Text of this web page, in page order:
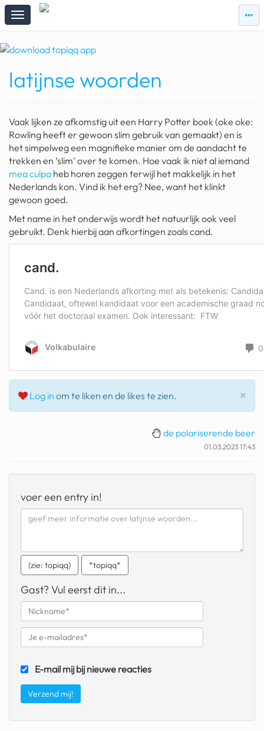
zie
topiqqs
zie
#vandaag
Topiqqs Reacties
ark van noach
pokemon kaarten
fomo
21.4 procent btw
deepseek
geochelone yniphora
wibra
blokker
dubai chocolade
it really whips the llama s
ass
chinese automerken
dunkin donuts
ryanair
nord stream
rachael gunn
yusuf dikeç
armand duplantis
duitsland
chevrolet mohawk
latijnse woorden
Vaak lijken ze afkomstig uit een Harry Potter boek (oke oke:
Rowling heeft er gewoon slim gebruik van gemaakt) en is
het simpelweg een magnifieke manier om de aandacht te
trekken en ‘slim’ over te komen. Hoe vaak ik niet al iemand
mea culpa heb horen zeggen terwijl het makkelijk in het
Nederlands kon. Vind ik het erg? Nee, want het klinkt
gewoon goed.
Met name in het onderwijs wordt het natuurlijk ook veel
gebruikt. Denk hierbij aan afkortingen zoals cand.
×
Log in om te liken en de likes te zien.
de polariserende beer
01.03.2023 17:43
voer een entry in!
(zie: topiqq) *topiqq*
Gast? Vul eerst dit in...
E-mail mij bij nieuwe reacties